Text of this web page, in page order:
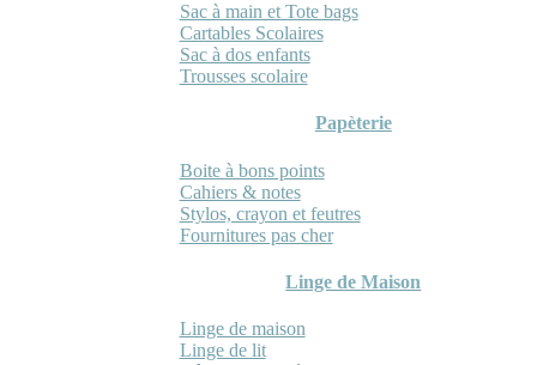
Sac à main et Tote bags
Cartables Scolaires
Sac à dos enfants
Trousses scolaire
Papèterie
Boite à bons points
Cahiers & notes
Stylos, crayon et feutres
Fournitures pas cher
Linge de Maison
Linge de maison
Linge de lit